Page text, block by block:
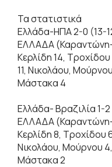
Τα στατιστικά
Ελλάδα-ΗΠΑ 2-0 (13-
ΕΛΛΑΔΑ
Κερλίδη 14,
11, Νικολάου,
Μάστακα 4
Ελλάδα- Βραζιλία 1-
ΕΛΛΑΔΑ
Κερλίδη 8,
Νικολάου, Μούρνου
Μάστακα 2